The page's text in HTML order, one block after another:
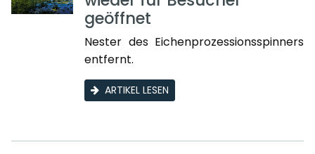
geöffnet
Nester des Eichenprozessionsspinners
entfernt.
ARTIKEL LESEN